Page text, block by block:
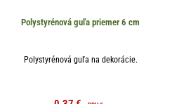
Polystyrénová guľa priemer 6 cm
Polystyrénová guľa na dekorácie.